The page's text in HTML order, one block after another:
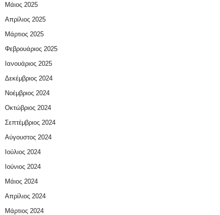
Μάιος 2025
Απρίλιος 2025
Μάρτιος 2025
Φεβρουάριος 2025
Ιανουάριος 2025
Δεκέμβριος 2024
Νοέμβριος 2024
Οκτώβριος 2024
Σεπτέμβριος 2024
Αύγουστος 2024
Ιούλιος 2024
Ιούνιος 2024
Μάιος 2024
Απρίλιος 2024
Μάρτιος 2024